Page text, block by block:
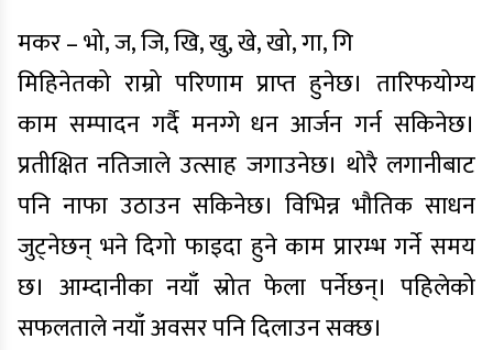
मकर – भो, ज, जि, खि, खु, खे, खो, गा, गि
मिहिनेतको राम्रो परिणाम प्राप्त हुनेछ। तारिफयोग्य
काम सम्पादन गर्दै मनग्गे धन आर्जन गर्न सकिनेछ।
प्रतीक्षित नतिजाले उत्साह जगाउनेछ। थोरै लगानीबाट
पनि नाफा उठाउन सकिनेछ। विभिन्न भौतिक साधन
जुट्नेछन् भने दिगो फाइदा हुने काम प्रारम्भ गर्ने समय
छ। आम्दानीका नयाँ स्रोत फेला पर्नेछन्। पहिलेको
सफलताले नयाँ अवसर पनि दिलाउन सक्छ।